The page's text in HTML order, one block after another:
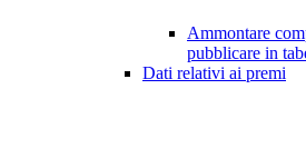
Ammontare
pubblicare in
Dati relativi ai premi